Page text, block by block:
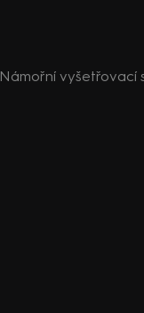
Námořní vyšetřovací